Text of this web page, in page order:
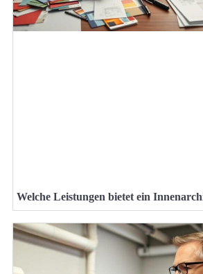
Welche Leistungen bietet ein